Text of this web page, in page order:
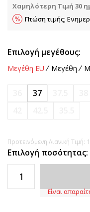
Χαμηλότερη Τιμή 30
Πτώση τιμής;
Επιλογή μεγέθους:
Μεγέθη EU Μεγέθη
37
Προτεινόμενη Λιανική Τιμή:
Επιλογή ποσότητας:
Είναι